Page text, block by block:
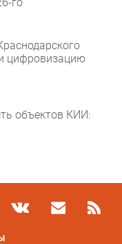
цифровизацию
объектов КИИ: